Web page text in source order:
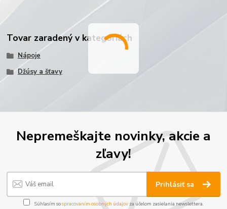
Tovar zaradený v kategóriách
Nápoje
Džúsy a šťavy
Nepremeškajte novinky, akcie a
zľavy!
Prihlásiť sa
Súhlasím sospracovaním osobných údajov za účelom zasielania newslettera.